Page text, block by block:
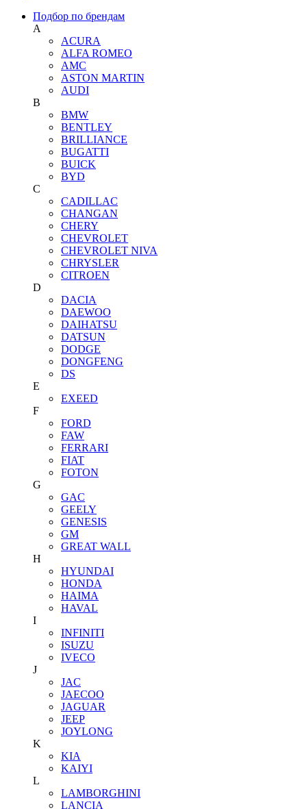
Подбор по брендам
A
ACURA
ALFA ROMEO
AMC
ASTON MARTIN
AUDI
B
BMW
BENTLEY
BRILLIANCE
BUGATTI
BUICK
BYD
C
CADILLAC
CHANGAN
CHERY
CHEVROLET
CHEVROLET NIVA
CHRYSLER
CITROEN
D
DACIA
DAEWOO
DAIHATSU
DATSUN
DODGE
DONGFENG
DS
E
EXEED
F
FORD
FAW
FERRARI
FIAT
FOTON
G
GAC
GEELY
GENESIS
GM
GREAT WALL
H
HYUNDAI
HONDA
HAIMA
HAVAL
I
INFINITI
ISUZU
IVECO
J
JAC
JAECOO
JAGUAR
JEEP
JOYLONG
K
KIA
KAIYI
L
LAMBORGHINI
LANCIA